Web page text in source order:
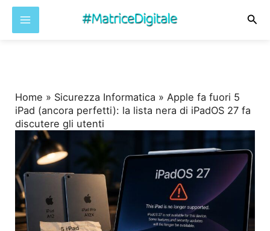
Home » Sicurezza Informatica »Apple fa fuori 5
iPad (ancora perfetti): la lista nera di iPadOS 27 fa
discutere gli utenti